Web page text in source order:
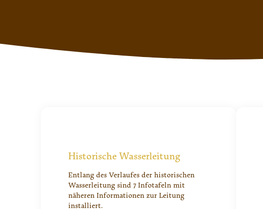
Historische Wasserleitung
Entlang des Verlaufes der historischen
Wasserleitung sind 7 Infotafeln mit
näheren Informationen zur Leitung
installiert.